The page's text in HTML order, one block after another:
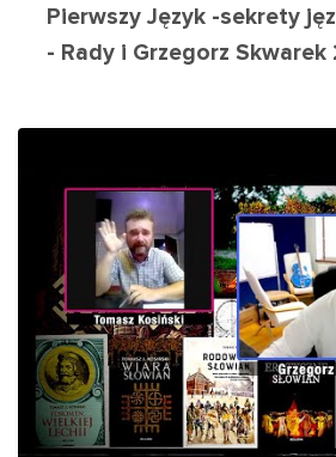
Pierwszy Język -sekrety
- Rady i Grzegorz Skwarek